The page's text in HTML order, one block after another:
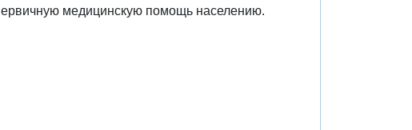
медицинскую помощь населению.